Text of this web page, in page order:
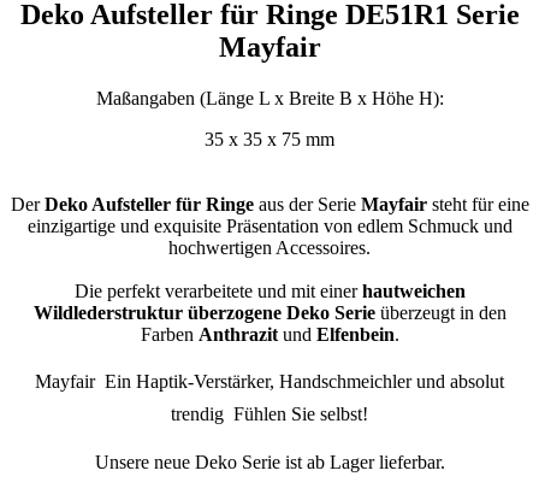
Deko Aufsteller für Ringe DE51R1 Serie
Mayfair
Maßangaben (Länge L x Breite B x Höhe H):
35 x 35 x 75 mm
DerDeko Aufsteller für Ringeaus der Serie Mayfairsteht für eine
einzigartige und exquisite Präsentation von edlem Schmuck und
hochwertigen Accessoires.
Die perfekt verarbeitete und mit einerhautweichen
Wildlederstruktur überzogene Deko Serieüberzeugt in den
Farben Anthrazitund Elfenbein.
Mayfair  Ein Haptik-Verstärker, Handschmeichler und absolut
trendig  Fühlen Sie selbst!
Unsere neue Deko Serie ist ab Lager lieferbar.